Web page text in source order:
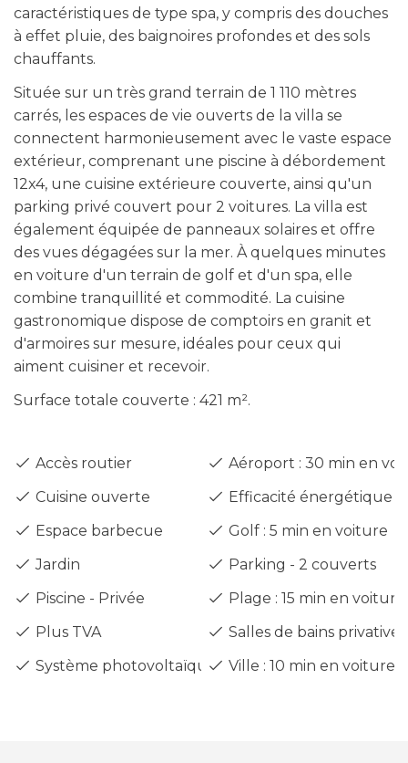
caractéristiques de type spa, y compris des douches
à effet pluie, des baignoires profondes et des sols
chauffants.
Située sur un très grand terrain de 1 110 mètres
carrés, les espaces de vie ouverts de la villa se
connectent harmonieusement avec le vaste espace
extérieur, comprenant une piscine à débordement
12x4, une cuisine extérieure couverte, ainsi qu'un
parking privé couvert pour 2 voitures. La villa est
également équipée de panneaux solaires et offre
des vues dégagées sur la mer. À quelques minutes
en voiture d'un terrain de golf et d'un spa, elle
combine tranquillité et commodité. La cuisine
gastronomique dispose de comptoirs en granit et
d'armoires sur mesure, idéales pour ceux qui
aiment cuisiner et recevoir.
Surface totale couverte : 421 m².
Accès routier
Aéroport : 30 min en
Cuisine ouverte
Efficacité énergétique -
Espace barbecue
Golf : 5 min en voiture
Jardin
Parking - 2 couverts
Piscine - Privée
Plage : 15 min en voiture
Plus TVA
Salles de bains privatives
Système photovoltaïque
Ville : 10 min en voiture